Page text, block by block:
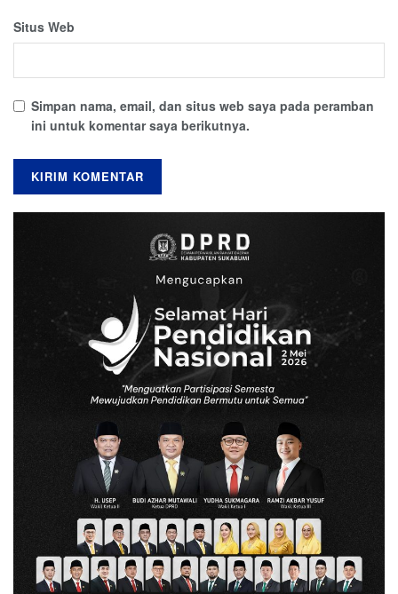
Situs Web
Simpan nama, email, dan situs web saya pada peramban
ini untuk komentar saya berikutnya.